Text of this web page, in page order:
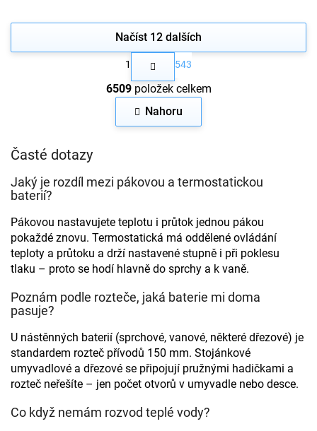
O
v
l
á
p
v
k
y
v
ý
i
Načíst 12 dalších
S
r
á
n
k
o
í
1 543
6509položek celkem
Nahoru
Časté dotazy
Jaký je rozdíl mezi pákovou a termostatickou
baterií?
Pákovou nastavujete teplotu i průtok jednou pákou
pokaždé znovu. Termostatická má oddělené ovládání
teploty a průtoku a drží nastavené stupně i při poklesu
tlaku – proto se hodí hlavně do sprchy a k vaně.
Poznám podle rozteče, jaká baterie mi doma
pasuje?
U nástěnných baterií (sprchové, vanové, některé dřezové) je
standardem rozteč přívodů 150 mm. Stojánkové
umyvadlové a dřezové se připojují pružnými hadičkami a
rozteč neřešíte – jen počet otvorů v umyvadle nebo desce.
Co když nemám rozvod teplé vody?